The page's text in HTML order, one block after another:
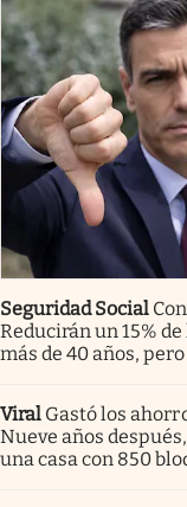
Seguridad Social
Reducirán un 15%
más de 40 años,
Viral Gastó los
Nueve años
una casa con 850